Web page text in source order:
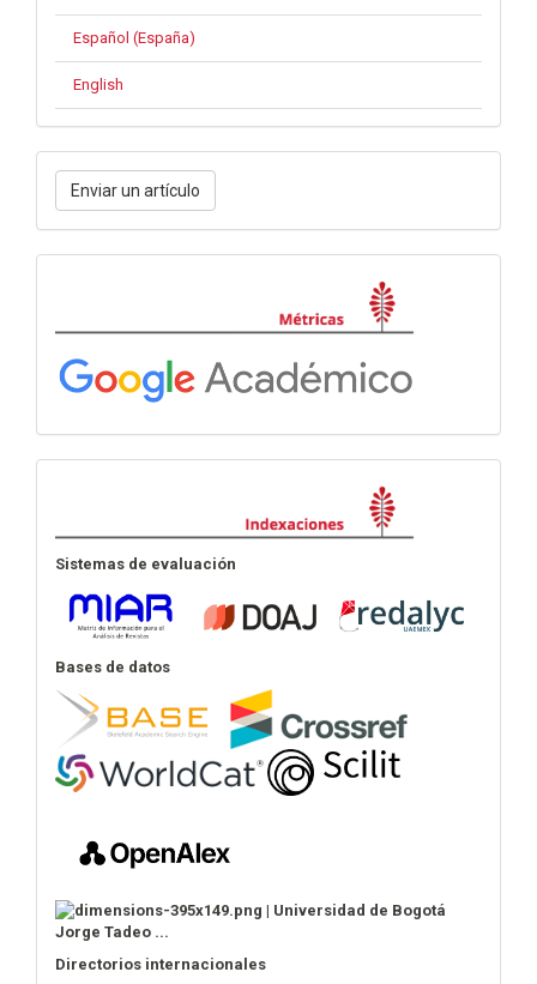
Español (España)
English
Enviar
un
artículo
Enviar un artículo
Sistemas de evaluación
Bases de datos
Directorios internacionales